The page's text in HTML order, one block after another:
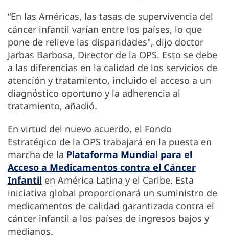
“En las Américas, las tasas de supervivencia del
cáncer infantil varían entre los países, lo que
pone de relieve las disparidades", dijo doctor
Jarbas Barbosa, Director de la OPS. Esto se debe
a las diferencias en la calidad de los servicios de
atención y tratamiento, incluido el acceso a un
diagnóstico oportuno y la adherencia al
tratamiento, añadió.
En virtud del nuevo acuerdo, el Fondo
Estratégico de la OPS trabajará en la puesta en
marcha de la Plataforma Mundial para el
Acceso a Medicamentos contra el Cáncer
Infantil en América Latina y el Caribe. Esta
iniciativa global proporcionará un suministro de
medicamentos de calidad garantizada contra el
cáncer infantil a los países de ingresos bajos y
medianos.